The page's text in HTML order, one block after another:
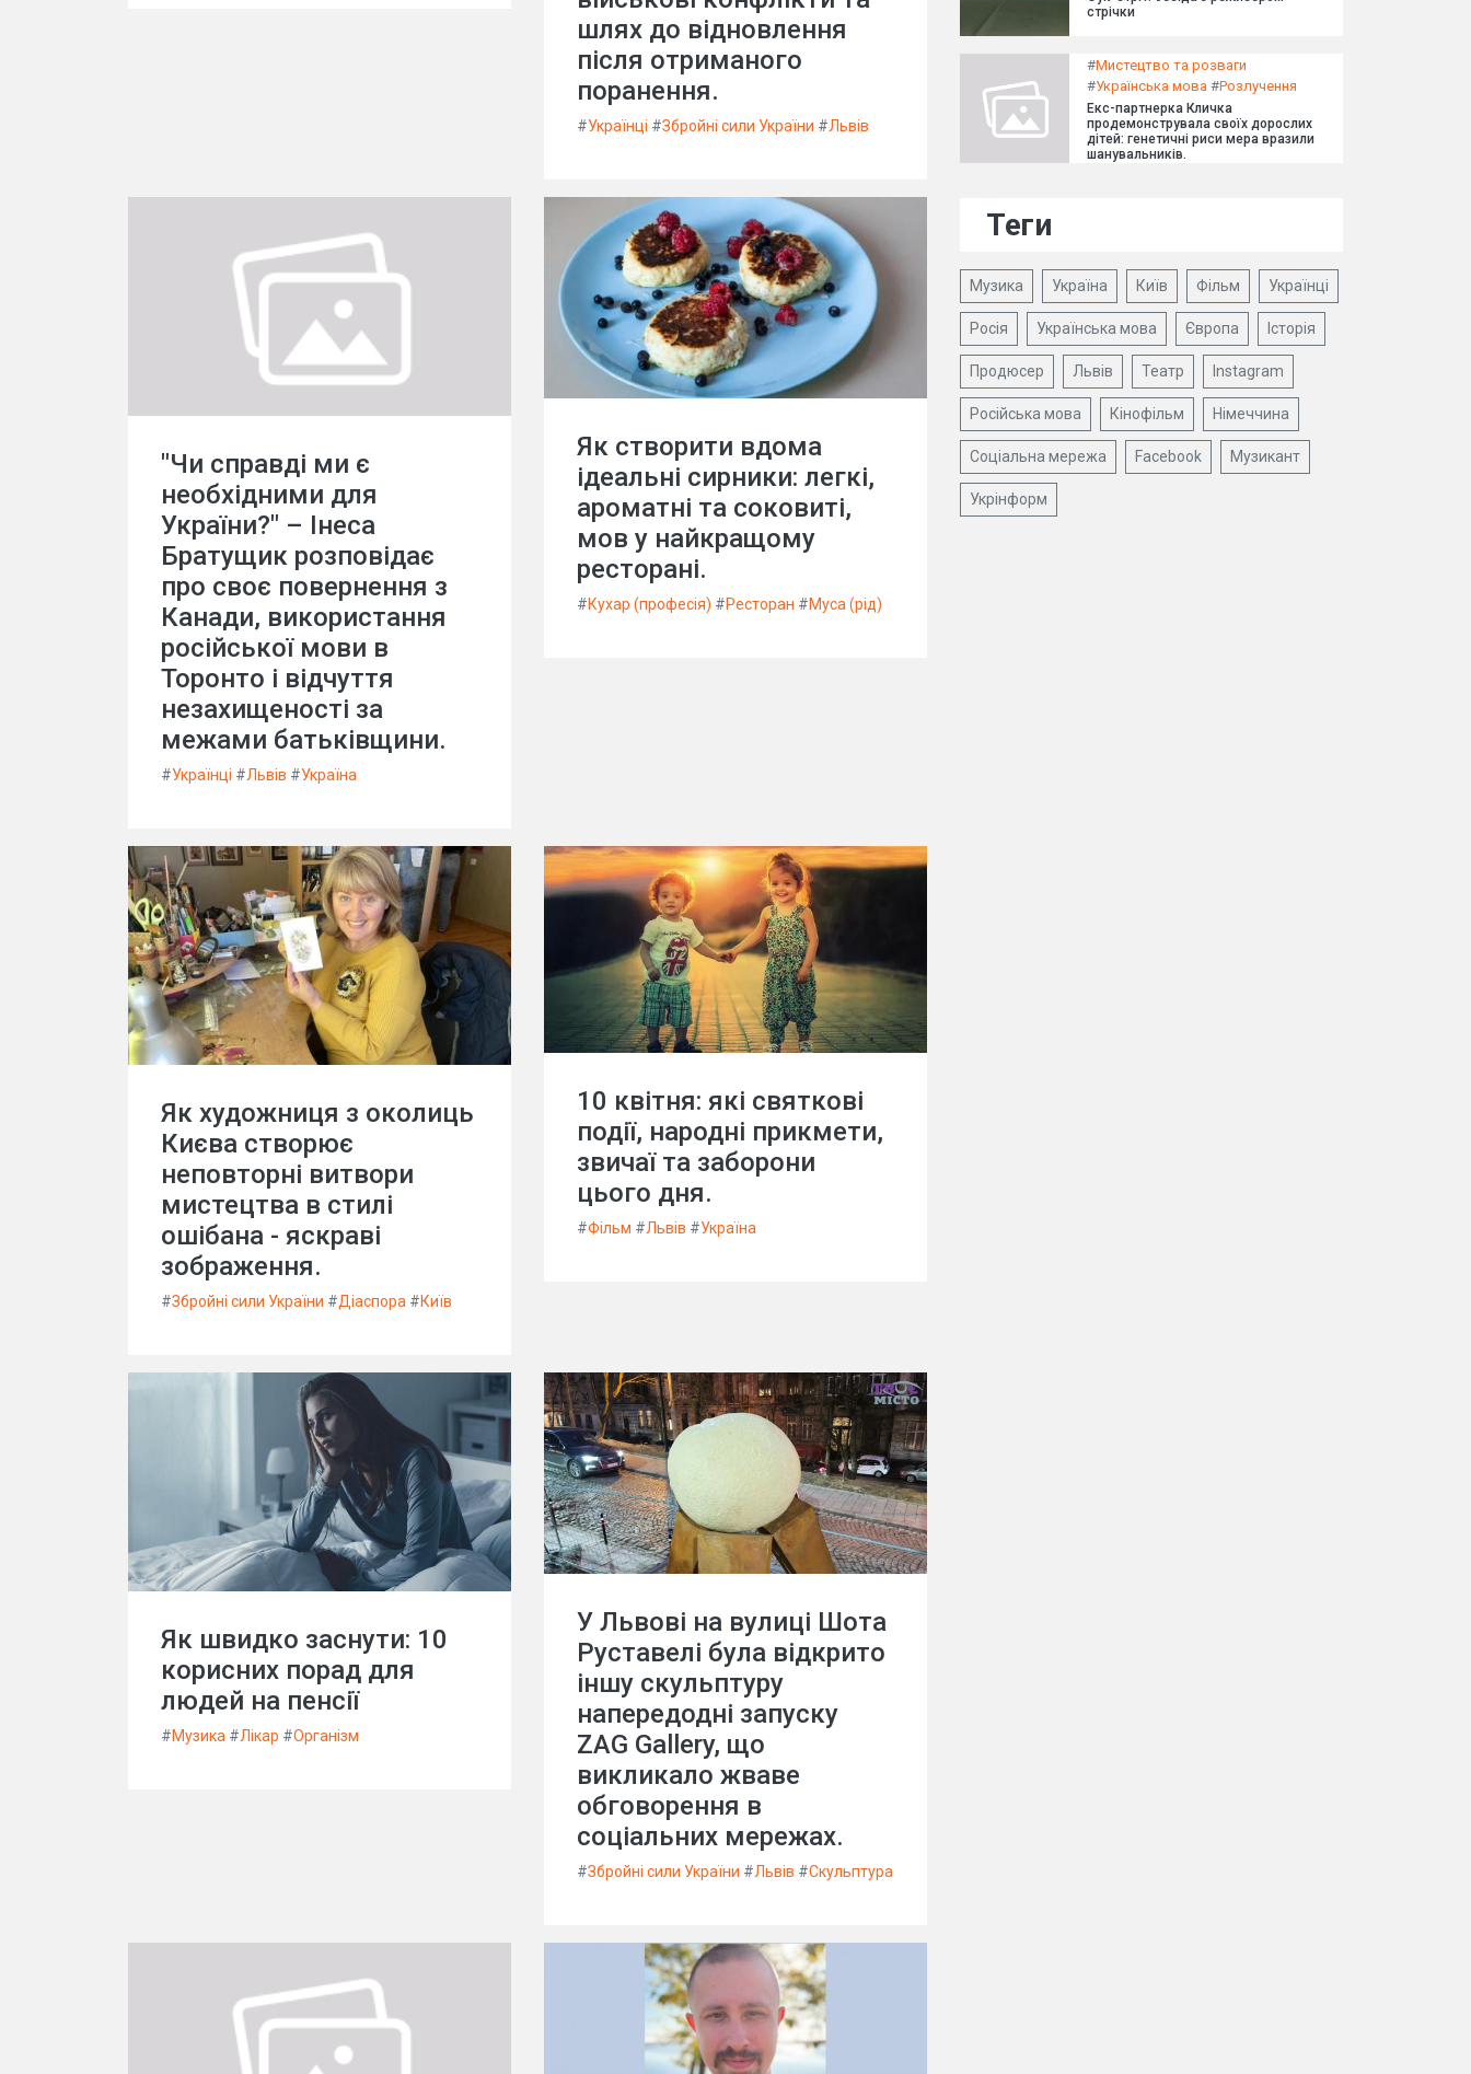
шлях до відновлення
після отриманого
поранення.
#Українці #Збройні сили України #Львів
"Чи справді ми є
необхідними для
України?" – Інеса
Братущик розповідає
про своє повернення з
Канади, використання
російської мови в
Торонто і відчуття
незахищеності за
межами батьківщини.
#Українці #Львів #Україна
Як створити вдома
ідеальні сирники: легкі,
ароматні та соковиті,
мов у найкращому
ресторані.
#Кухар (професія) #Ресторан #Муса (рід)
Як художниця з околиць
Києва створює
неповторні витвори
мистецтва в стилі
ошібана - яскраві
зображення.
#Збройні сили України #Діаспора #Київ
10 квітня: які святкові
події, народні прикмети,
звичаї та заборони
цього дня.
#Фільм #Львів #Україна
Як швидко заснути: 10
корисних порад для
людей на пенсії
#Музика #Лікар #Організм
У Львові на вулиці Шота
Руставелі була відкрито
іншу скульптуру
напередодні запуску
ZAG Gallery, що
викликало жваве
обговорення в
соціальних мережах.
#Збройні сили України #Львів #Скульптура
стрічки
#Мистецтво та розваги
#Українська мова #Розлучення
Екс-партнерка Кличка
продемонструвала своїх дорослих
дітей: генетичні риси мера вразили
шанувальників.
Теги
Музика Україна Київ Фільм Українці
Росія Українська мова Європа Історія
Продюсер Львів Театр Instagram
Російська мова Кінофільм Німеччина
Соціальна мережа Facebook Музикант
Укрінформ